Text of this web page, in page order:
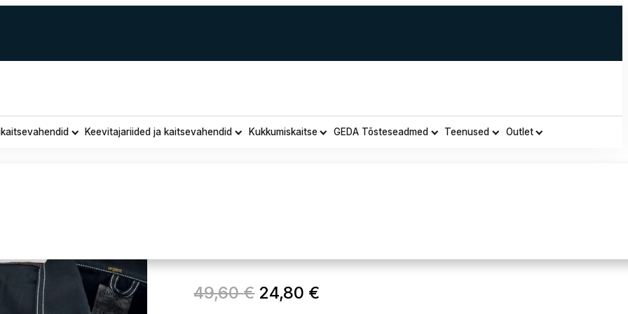
Keevitajariided ja kaitsevahendid Kukkumiskaitse GEDA Tõsteseadmed Teenused Outlet
49,60€ Algne
24,80 €